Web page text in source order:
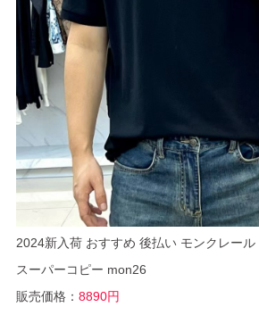
2024新入荷 おすすめ 後払い モンクレー
スーパーコピー mon26
販売価格： 8890円